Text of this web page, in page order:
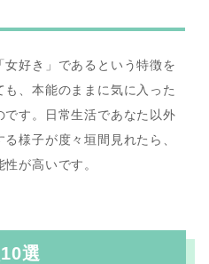
好き」であるという特徴を
、本能のままに気に入った
す。日常生活であなた以外
様子が度々垣間見れたら、
が高いです。
選